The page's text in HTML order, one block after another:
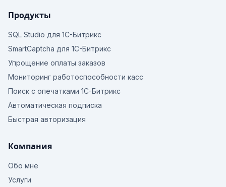
Продукты
SQL Studio для 1С-Битрикс
SmartCaptcha для 1С-Битрикс
Упрощение оплаты заказов
Мониторинг работоспособности касс
Поиск с опечатками 1С-Битрикс
Автоматическая подписка
Быстрая авторизация
Компания
Обо мне
Услуги